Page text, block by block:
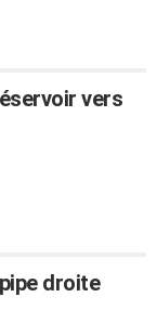
vers
droite